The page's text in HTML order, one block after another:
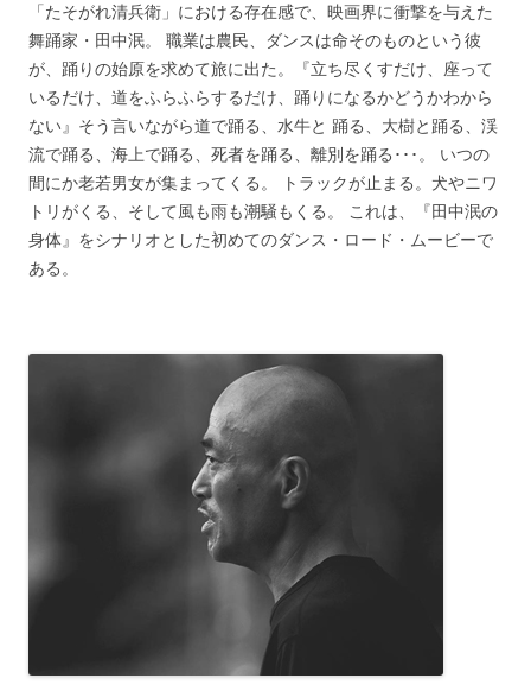
「たそがれ清兵衛」における存在感で、映画界に衝撃を与えた
舞踊家・田中泯。 職業は農民、ダンスは命そのものという彼
が、踊りの始原を求めて旅に出た。『立ち尽くすだけ、座って
いるだけ、道をふらふらするだけ、踊りになるかどうかわから
ない』そう言いながら道で踊る、水牛と 踊る、大樹と踊る、渓
流で踊る、海上で踊る、死者を踊る、離別を踊る･･･。 いつの
間にか老若男女が集まってくる。 トラックが止まる。犬やニワ
トリがくる、そして風も雨も潮騒もくる。 これは、『田中泯の
身体』をシナリオとした初めてのダンス・ロード・ムービーで
ある。